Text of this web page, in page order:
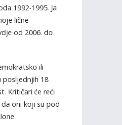
1992-1995. Ja
lične
od 2006. do
ili
posljednjih 18
Kritičari će reći
oni koji su pod